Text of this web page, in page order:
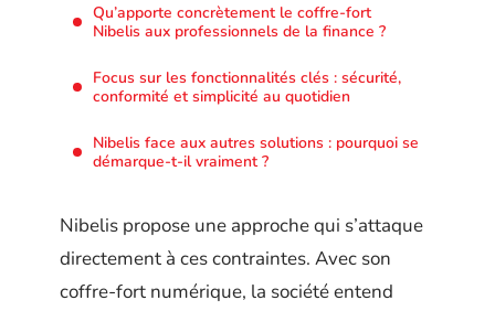
Qu’apporte concrètement le coffre-fort
Nibelis aux professionnels de la finance ?
Focus sur les fonctionnalités clés : sécurité,
conformité et simplicité au quotidien
Nibelis face aux autres solutions : pourquoi se
démarque-t-il vraiment ?
Nibelis propose une approche qui s’attaque
directement à ces contraintes. Avec son
coffre-fort numérique, la société entend